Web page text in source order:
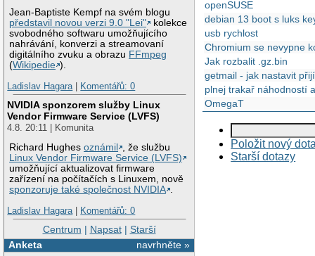
Jean-Baptiste Kempf na svém blogu
představil novou verzi 9.0 "Lei"
kolekce
svobodného softwaru umožňujícího
nahrávání, konverzi a streamovaní
digitálního zvuku a obrazu FFmpeg
(Wikipedie ).
Ladislav Hagara| Komentářů: 0
NVIDIA sponzorem služby Linux
Vendor Firmware Service (LVFS)
4.8. 20:11 | Komunita
Richard Hughesoznámil
, že službu
Linux Vendor Firmware Service (LVFS)
umožňující aktualizovat firmware
zařízení na počítačích s Linuxem, nově
sponzoruje také společnost NVIDIA .
Ladislav Hagara| Komentářů: 0
Centrum | Napsat| Starší
navrhněte »
Anketa
openSUSE
debian 13 boot s luks
usb rychlost
Chromium se nevypne
Jak rozbalit .gz.bin
getmail - jak nastavit
plnej trakař náhodností
OmegaT
Položit nový
Starší dotazy